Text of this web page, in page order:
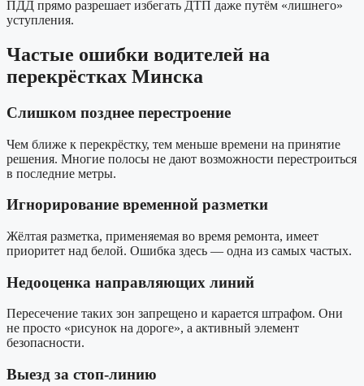
ПДД прямо разрешает избегать ДТП даже путём «лишнего»
уступления.
Частые ошибки водителей на
перекрёстках Минска
Слишком позднее перестроение
Чем ближе к перекрёстку, тем меньше времени на принятие
решения. Многие полосы не дают возможности перестроиться
в последние метры.
Игнорирование временной разметки
Жёлтая разметка, применяемая во время ремонта, имеет
приоритет над белой. Ошибка здесь — одна из самых частых.
Недооценка направляющих линий
Пересечение таких зон запрещено и карается штрафом. Они
не просто «рисунок на дороге», а активный элемент
безопасности.
Выезд за стоп-линию